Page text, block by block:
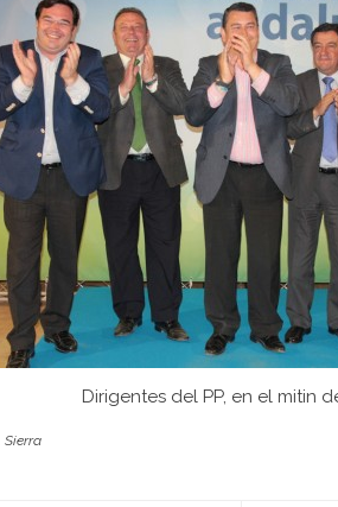
Dirigentes del PP, en el mitin
Sierra